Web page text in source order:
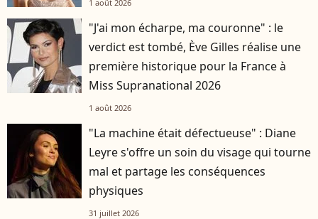
1 août 2026
"J'ai mon écharpe, ma couronne" : le
verdict est tombé, Ève Gilles réalise une
première historique pour la France à
Miss Supranational 2026
1 août 2026
"La machine était défectueuse" : Diane
Leyre s'offre un soin du visage qui tourne
mal et partage les conséquences
physiques
31 juillet 2026